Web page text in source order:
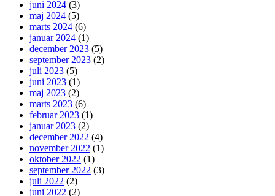
juni 2024 (3)
maj 2024 (5)
marts 2024 (6)
januar 2024 (1)
december 2023 (5)
september 2023 (2)
juli 2023 (5)
juni 2023 (1)
maj 2023 (2)
marts 2023 (6)
februar 2023 (1)
januar 2023 (2)
december 2022 (4)
november 2022 (1)
oktober 2022 (1)
september 2022 (3)
juli 2022 (2)
juni 2022 (2)